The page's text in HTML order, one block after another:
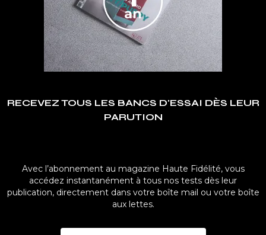
RECEVEZ TOUS LES BANCS D'ESSAI DÈS LEUR
PARUTION
Avec l’abonnement au magazine Haute Fidélité, vous
accédez instantanément à tous nos tests dès leur
publication, directement dans votre boîte mail ou votre boîte
aux lettes.